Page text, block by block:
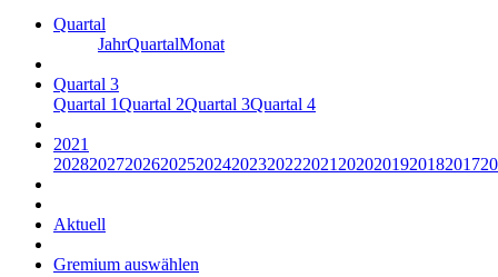
Quartal
JahrQuartalMonat
Quartal 3
Quartal 1Quartal 2Quartal 3Quartal 4
2021
20282027202620252024202320222021 2020201920182017
Aktuell
Gremium auswählen